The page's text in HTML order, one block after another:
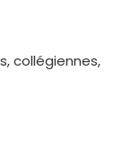
collégiennes,